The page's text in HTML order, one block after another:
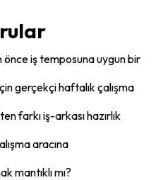
önce iş temposuna uygun bir
gerçekçi haftalık çalışma
farkı iş-arkası hazırlık
aracına
mantıklı mı?